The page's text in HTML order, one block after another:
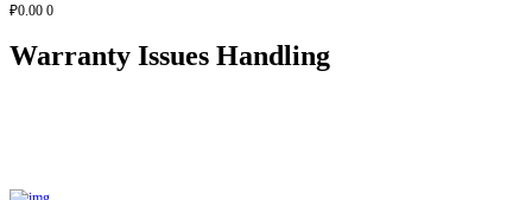
₽0.00 0
Warranty Issues Handling